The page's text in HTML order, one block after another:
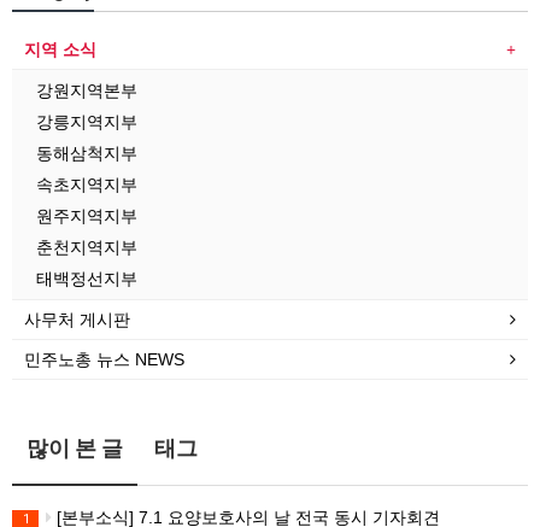
지역 소식
강원지역본부
강릉지역지부
동해삼척지부
속초지역지부
원주지역지부
춘천지역지부
태백정선지부
사무처 게시판
민주노총 뉴스 NEWS
많이 본 글 태그
1 [본부소식] 7.1 요양보호사의 날 전국 동시 기자회견